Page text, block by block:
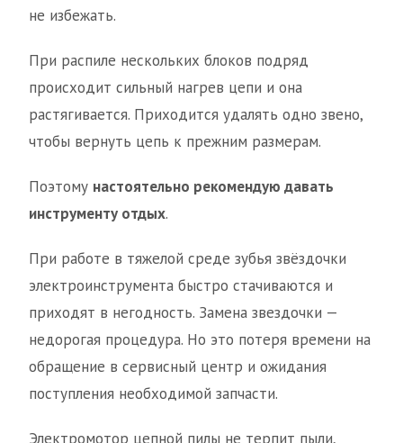
не избежать.
При распиле нескольких блоков подряд
происходит сильный нагрев цепи и она
растягивается. Приходится удалять одно звено,
чтобы вернуть цепь к прежним размерам.
Поэтому настоятельно рекомендую давать
инструменту отдых.
При работе в тяжелой среде зубья звёздочки
электроинструмента быстро стачиваются и
приходят в негодность. Замена звездочки —
недорогая процедура. Но это потеря времени на
обращение в сервисный центр и ожидания
поступления необходимой запчасти.
Электромотор цепной пилы не терпит пыли,